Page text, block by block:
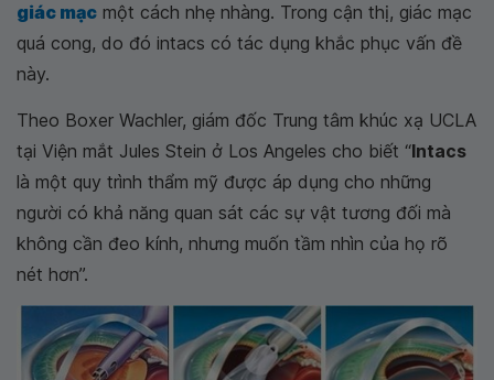
giác mạc một cách nhẹ nhàng. Trong cận thị, giác mạc
quá cong, do đó intacs có tác dụng khắc phục vấn đề
này.
Theo Boxer Wachler, giám đốc Trung tâm khúc xạ UCLA
tại Viện mắt Jules Stein ở Los Angeles cho biết “Intacs
là một quy trình thẩm mỹ được áp dụng cho những
người có khả năng quan sát các sự vật tương đối mà
không cần đeo kính, nhưng muốn tầm nhìn của họ rõ
nét hơn”.